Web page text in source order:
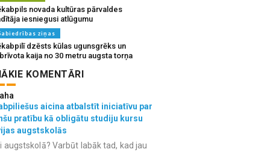
novada kultūras pārvaldes
iesniegusi atlūgumu
ziņas
dzēsts kūlas ugunsgrēks un
kaija no 30 metru augsta torņa
KOMENTĀRI
aicina atbalstīt iniciatīvu par
pratību kā obligātu studiju kursu
augstskolās
augstskolā? Varbūt labāk tad, kad jau